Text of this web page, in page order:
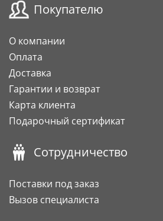
Покупателю
О компании
Оплата
Доставка
Гарантии и возврат
Карта клиента
Подарочный сертификат
Сотрудничество
Поставки под заказ
Вызов специалиста